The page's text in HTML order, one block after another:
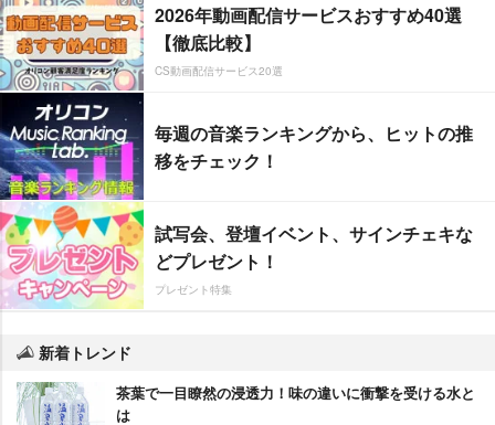
2026年動画配信サービスおすすめ40選
【徹底比較】
CS動画配信サービス20選
毎週の音楽ランキングから、ヒットの推
移をチェック！
試写会、登壇イベント、サインチェキな
どプレゼント！
プレゼント特集
新着トレンド
茶葉で一目瞭然の浸透力！味の違いに衝撃を受ける水と
は